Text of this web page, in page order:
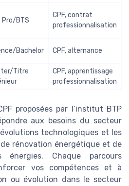
Pro/BTS
CPF, contrat
professionnalisation
Bachelor CPF, alternance
Titre
CPF, apprentissage
professionnalisation
proposées par l’institut BTP
aux besoins du secteur
technologiques et les
rénovation énergétique et de
Chaque parcours
vos compétences et à
ou évolution dans le secteur